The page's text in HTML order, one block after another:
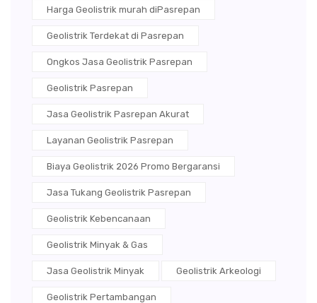
Harga Geolistrik murah diPasrepan
Geolistrik Terdekat di Pasrepan
Ongkos Jasa Geolistrik Pasrepan
Geolistrik Pasrepan
Jasa Geolistrik Pasrepan Akurat
Layanan Geolistrik Pasrepan
Biaya Geolistrik 2026 Promo Bergaransi
Jasa Tukang Geolistrik Pasrepan
Geolistrik Kebencanaan
Geolistrik Minyak & Gas
Jasa Geolistrik Minyak Geolistrik Arkeologi
Geolistrik Pertambangan